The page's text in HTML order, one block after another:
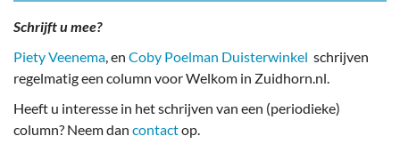
Schrijft u mee?
Piety Veenema , en Coby Poelman Duisterwinkel schrijven
regelmatig een column voor Welkom in Zuidhorn.nl.
Heeft u interesse in het schrijven van een (periodieke)
column? Neem dan contactop.